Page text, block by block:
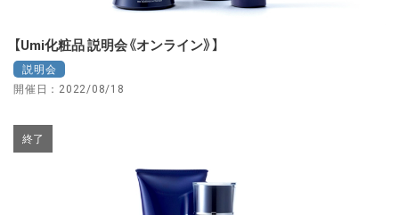
【Umi化粧品 説明会《オンライン》】
説明会
開催日：2022/08/18
終了